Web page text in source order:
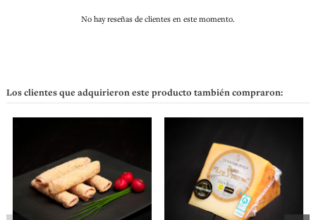
No hay reseñas de clientes en este momento.
Los clientes que adquirieron este producto también compraron: